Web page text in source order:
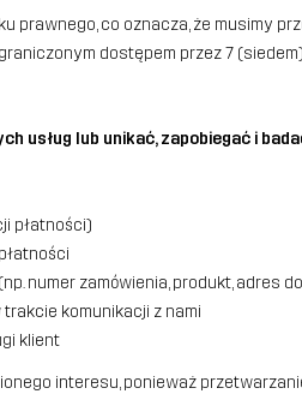
prawnego, co oznacza, że musimy
dostępem przez 7
usług lub unikać, zapobiegać i
płatności)
numer zamówienia, produkt, adres
trakcie komunikacji z nami
klient
interesu, ponieważ